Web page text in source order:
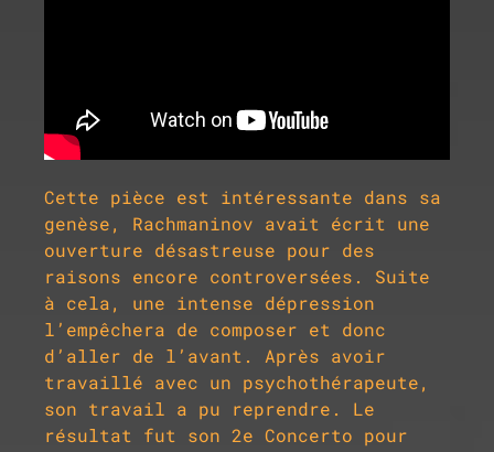
Cette pièce est intéressante dans sa
genèse, Rachmaninov avait écrit une
ouverture désastreuse pour des
raisons encore controversées. Suite
à cela, une intense dépression
l’empêchera de composer et donc
d’aller de l’avant. Après avoir
travaillé avec un psychothérapeute,
son travail a pu reprendre. Le
résultat fut son 2e Concerto pour